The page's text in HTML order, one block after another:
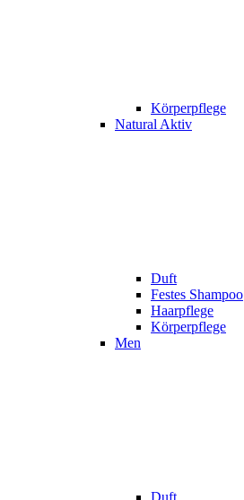
Körperpflege
Natural Aktiv
Duft
Festes Shampoo
Haarpflege
Körperpflege
Men
Duft